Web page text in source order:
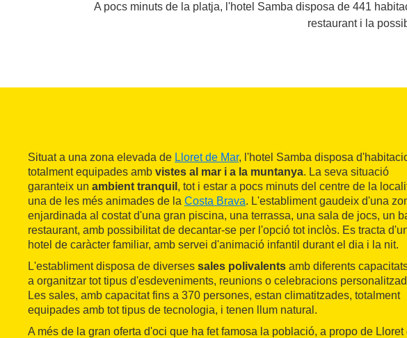
A pocs minuts de la platja, l'hotel Samba disposa de 441
restaurant i la
Situat a una zona elevada de Lloret de Mar, l'hotel Samba disposa
totalment equipades amb vistes al mar i a la muntanya. La seva situació
garanteix un ambient tranquil , tot i estar a pocs minuts del centre de la
una de les més animades de la Costa Brava. L'establiment gaudeix d'una
enjardinada al costat d'una gran piscina, una terrassa, una sala de jocs, un
restaurant, amb possibilitat de decantar-se per l'opció tot inclòs. Es tracta
hotel de caràcter familiar, amb servei d'animació infantil durant el dia i la nit.
L'establiment disposa de diverses sales polivalents amb diferents
a organitzar tot tipus d'esdeveniments, reunions o celebracions
Les sales, amb capacitat fins a 370 persones, estan climatitzades, totalment
equipades amb tot tipus de tecnologia, i tenen llum natural.
A més de la gran oferta d'oci que ha fet famosa la població, a propo de Lloret